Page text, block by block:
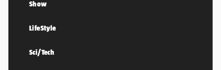
Show
LifeStyle
Sci/Tech